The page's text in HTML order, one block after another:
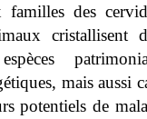
familles des
cristallisent
mais aussi
potentiels de